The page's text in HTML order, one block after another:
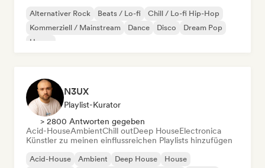
Alternativer Rock Beats / Lo-fi
Chill / Lo-fi Hip-Hop
Kommerziell / Mainstream
Dance Disco
Dream Pop
House
N3UX
Playlist-Kurator
> 2800 Antworten gegeben
Acid-HouseAmbientChill outDeep HouseElectronica
Künstler zu meinen einflussreichen Playlists hinzufügen
Acid-House Ambient Deep House
House